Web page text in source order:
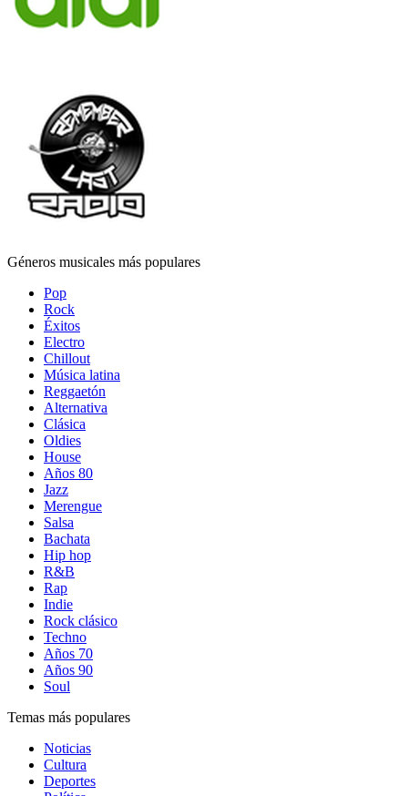
Géneros musicales más populares
Pop
Rock
Éxitos
Electro
Chillout
Música latina
Reggaetón
Alternativa
Clásica
Oldies
House
Años 80
Jazz
Merengue
Salsa
Bachata
Hip hop
R&B
Rap
Indie
Rock clásico
Techno
Años 70
Años 90
Soul
Temas más populares
Noticias
Cultura
Deportes